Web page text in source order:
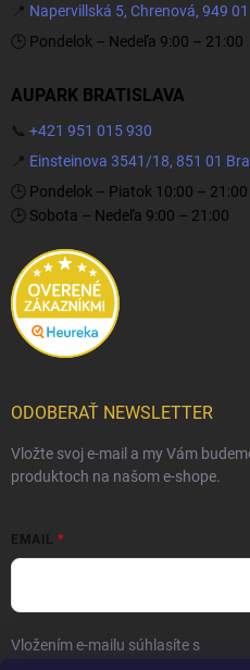
📍 Napervillská 5, Chrenová, 949
🕒 Pondelok – Nedeľa 9:00 – 21:00
AUPARK BRATISLAVA
📞 +421 951 015 930
📍 Einsteinova 3541/18, 851 01
🕒 Pondelok – Piatok 10:00 – 21:00
🕒 Sobota – Nedeľa 9:00 – 21:00
ODOBERAŤ NEWSLETTER
Vložte svoj e-mail a my Vám
produktoch na našom e-shope.
EMAIL
Vložením e-mailu súhlasíte s